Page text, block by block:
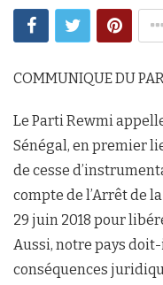
COMMUNIQUE DU
Le Parti Rewmi
Sénégal, en premier
de cesse
compte de l’Arrêt de
29 juin 2018 pour
Aussi, notre pays
conséquences